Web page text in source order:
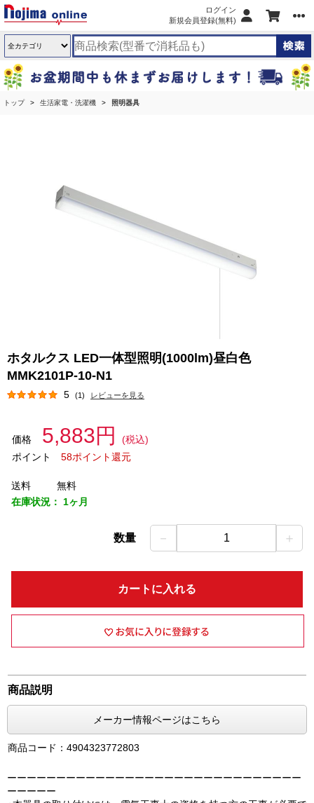
ログイン
新規会員登録(無料)
トップ 生活家電・洗濯機 照明器具
ホタルクス LED一体型照明(1000lm)昼白色
MMK2101P-10-N1
5 (1) レビューを見る
価格 5,883円
(税込)
ポイント
58ポイント還元
送料
無料
在庫状況： 1ヶ月
数量 － 1 ＋
カートに入れる
商品説明
メーカー情報ページはこちら
商品コード：4904323772803
ーーーーーーーーーーーーーーーーーーーーーーーーーーーーーー
ーーーーー